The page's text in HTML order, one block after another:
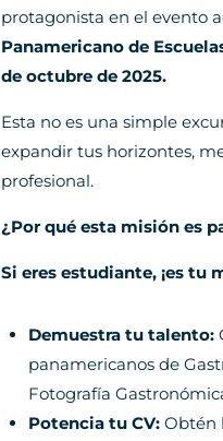
protagonista en el evento
Panamericano de
de octubre de 2025.
Esta no es una simple
expandir tus horizontes,
profesional.
¿Por qué esta misión es
Si eres estudiante, ¡es tu
Demuestra tu talento:
panamericanos de
Fotografía
Potencia tu CV: Obtén